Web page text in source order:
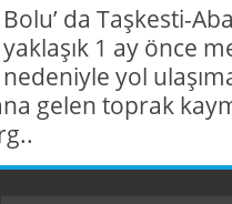
Bolu’ da Taşkesti-
yaklaşık 1 ay önce
nedeniyle yol
gelen toprak